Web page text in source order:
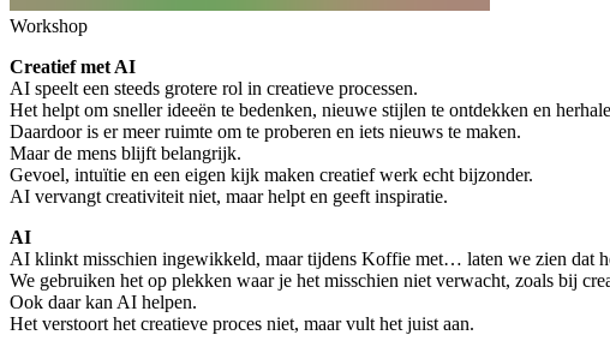
Workshop
Creatief met AI
AI speelt een steeds grotere rol in creatieve processen.
Het helpt om sneller ideeën te bedenken, nieuwe stijlen te ontdekken en
Daardoor is er meer ruimte om te proberen en iets nieuws te maken.
Maar de mens blijft belangrijk.
Gevoel, intuïtie en een eigen kijk maken creatief werk echt bijzonder.
AI vervangt creativiteit niet, maar helpt en geeft inspiratie.
AI
AI klinkt misschien ingewikkeld, maar tijdens Koffie met… laten we zien dat
We gebruiken het op plekken waar je het misschien niet verwacht, zoals bij
Ook daar kan AI helpen.
Het verstoort het creatieve proces niet, maar vult het juist aan.